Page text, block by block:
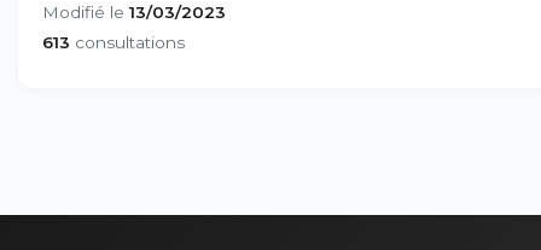
Modifié le 13/03/2023
613 consultations